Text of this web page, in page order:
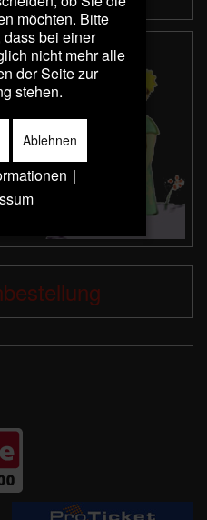
möchten. Bitte
bei einer
nicht mehr alle
der Seite zur
stehen.
Ablehnen
|